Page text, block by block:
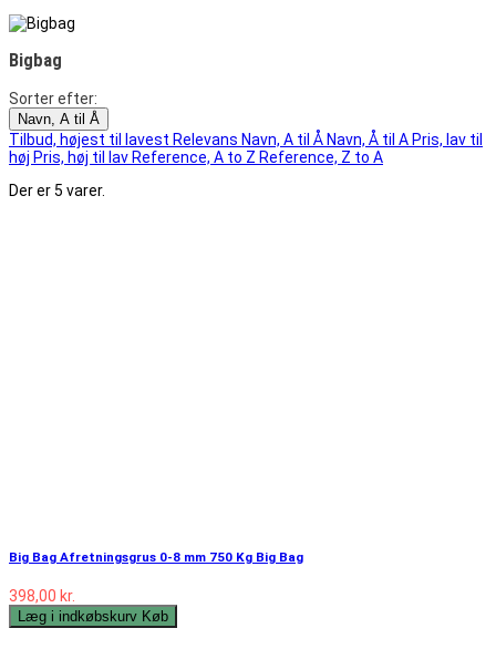
Bigbag
Sorter efter:
Navn, A til Å
Tilbud, højest til lavest Relevans Navn, A til Å Navn, Å til A Pris, lav til
høj Pris, høj til lav Reference, A to Z Reference, Z to A
Der er 5 varer.
Big Bag Afretningsgrus 0-8 mm 750 Kg Big Bag
398,00 kr.
Læg i indkøbskurv Køb